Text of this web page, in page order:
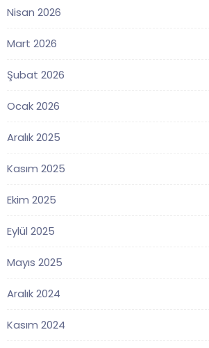
Nisan 2026
Mart 2026
Şubat 2026
Ocak 2026
Aralık 2025
Kasım 2025
Ekim 2025
Eylül 2025
Mayıs 2025
Aralık 2024
Kasım 2024